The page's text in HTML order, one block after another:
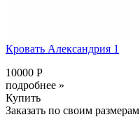
Кровать Александрия 1
10000 Р
подробнее »
Купить
Заказать по своим размерам